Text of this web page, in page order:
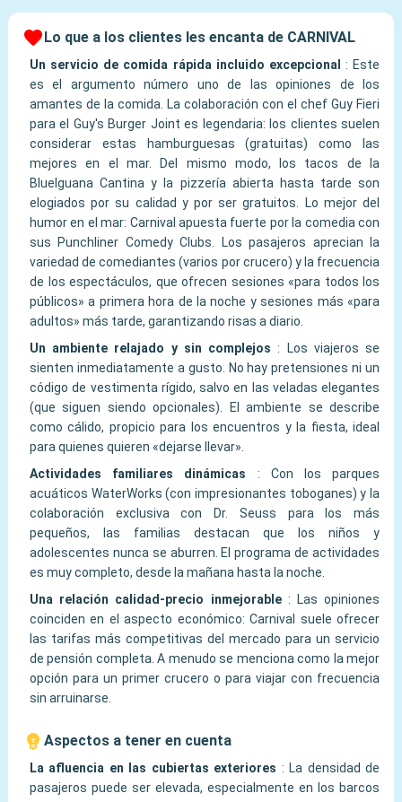
Lo que a los clientes les encanta de CARNIVAL
Un servicio de comida rápida incluido excepcional : Este
es el argumento número uno de las opiniones de los
amantes de la comida. La colaboración con el chef Guy Fieri
para el Guy's Burger Joint es legendaria: los clientes suelen
considerar estas hamburguesas (gratuitas) como las
mejores en el mar. Del mismo modo, los tacos de la
BlueIguana Cantina y la pizzería abierta hasta tarde son
elogiados por su calidad y por ser gratuitos. Lo mejor del
humor en el mar: Carnival apuesta fuerte por la comedia con
sus Punchliner Comedy Clubs. Los pasajeros aprecian la
variedad de comediantes (varios por crucero) y la frecuencia
de los espectáculos, que ofrecen sesiones «para todos los
públicos» a primera hora de la noche y sesiones más «para
adultos» más tarde, garantizando risas a diario.
Un ambiente relajado y sin complejos :
Los viajeros se
sienten inmediatamente a gusto. No hay pretensiones ni un
código de vestimenta rígido, salvo en las veladas elegantes
(que siguen siendo opcionales). El ambiente se describe
como cálido, propicio para los encuentros y la fiesta, ideal
para quienes quieren «dejarse llevar».
Actividades familiares dinámicas
: Con los parques
acuáticos WaterWorks (con impresionantes toboganes) y la
colaboración exclusiva con Dr. Seuss para los más
pequeños, las familias destacan que los niños y
adolescentes nunca se aburren. El programa de actividades
es muy completo, desde la mañana hasta la noche.
Una relación calidad-precio inmejorable :
Las opiniones
coinciden en el aspecto económico: Carnival suele ofrecer
las tarifas más competitivas del mercado para un servicio
de pensión completa. A menudo se menciona como la mejor
opción para un primer crucero o para viajar con frecuencia
sin arruinarse.
Aspectos a tener en cuenta
La afluencia en las cubiertas exteriores : La densidad de
pasajeros puede ser elevada, especialmente en los barcos